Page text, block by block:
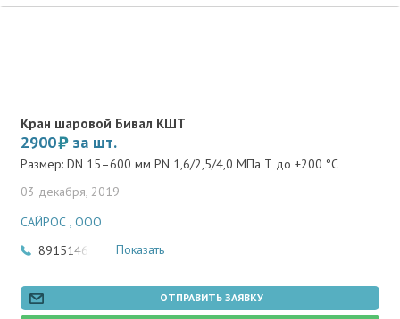
Кран шаровой Бивал КШТ
2900 за шт.
Размер: DN 15–600 мм PN 1,6/2,5/4,0 МПа Т до +200 °С
03 декабря, 2019
САЙРОС , ООО
89151460388Показать
ОТПРАВИТЬ ЗАЯВКУ